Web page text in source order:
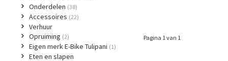
Pagina 1 van 1
Onderdelen (38)
Accessoires (22)
Verhuur
Opruiming (2)
Eigen merk E-Bike Tulipani (1)
Eten en slapen